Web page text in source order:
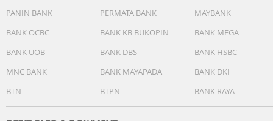
PANIN BANK
PERMATA BANK
MAYBANK
BANK OCBC
BANK KB BUKOPIN
BANK MEGA
BANK UOB
BANK DBS
BANK HSBC
MNC BANK
BANK MAYAPADA
BANK DKI
BTN
BTPN BANK RAYA